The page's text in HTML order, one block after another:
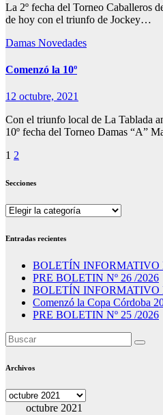
La 2º fecha del Torneo Caballeros
de hoy con el triunfo de Jockey…
Damas Novedades
Comenzó la 10º
12 octubre, 2021
Con el triunfo local de La Tablada
10º fecha del Torneo Damas “A”
Paginación
de
1 2
Secciones
Secciones
Entradas recientes
BOLETÍN INFORMATIVO
PRE BOLETIN Nº 26 /2026
BOLETÍN INFORMATIVO
Comenzó la Copa Córdoba
PRE BOLETIN Nº 25 /2026
Archivos
Archivos
octubre 2021